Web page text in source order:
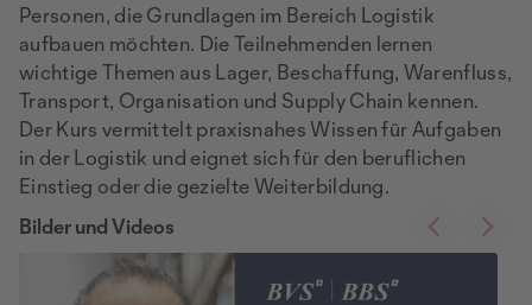
Personen, die Grundlagen im Bereich Logistik
aufbauen möchten. Die Teilnehmenden lernen
wichtige Themen aus Lager, Beschaffung, Warenfluss,
Transport, Organisation und Supply Chain kennen.
Der Kurs vermittelt praxisnahes Wissen für Aufgaben
in der Logistik und eignet sich für den beruflichen
Einstieg oder die gezielte Weiterbildung.
Bilder und Videos